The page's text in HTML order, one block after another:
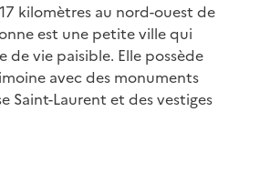
kilomètres au nord-ouest de
est une petite ville qui
de vie paisible. Elle possède
avec des monuments
Saint-Laurent et des vestiges